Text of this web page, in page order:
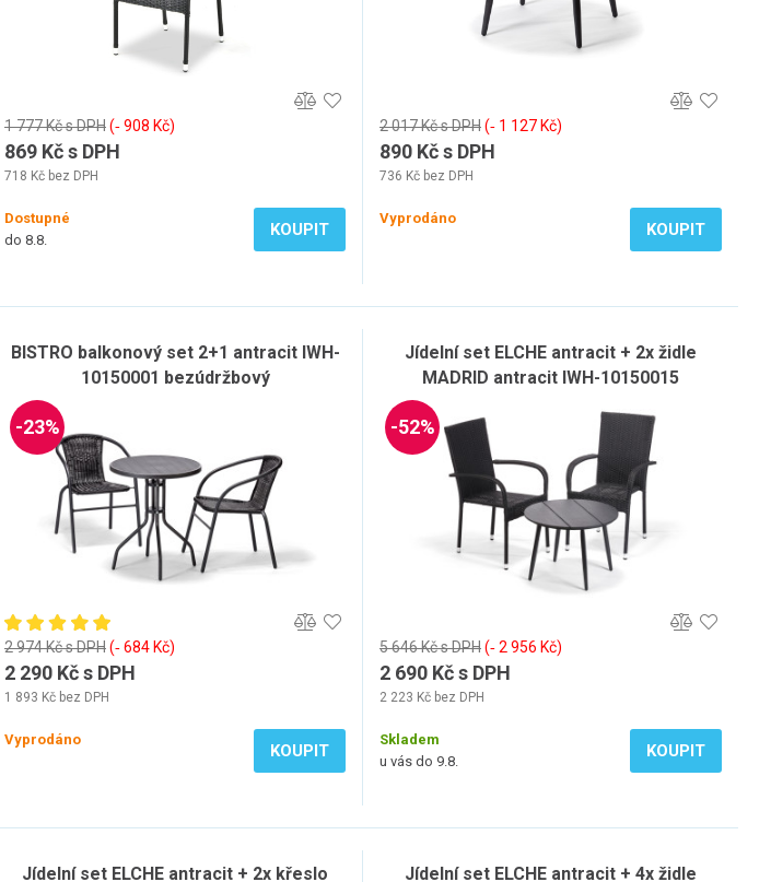
1 777 Kč s DPH(‐ 908 Kč)
869 Kč s DPH
718 Kč bez DPH
Dostupné
do 8.8.
KOUPIT
2 017 Kč s DPH(‐ 1 127 Kč)
890 Kč s DPH
736 Kč bez DPH
Vyprodáno
KOUPIT
BISTRO balkonový set 2+1 antracit IWH-
10150001 bezúdržbový
-23%
2 974 Kč s DPH(‐ 684 Kč)
2 290 Kč s DPH
1 893 Kč bez DPH
Vyprodáno
KOUPIT
Jídelní set ELCHE antracit + 2x židle
MADRID antracit IWH-10150015
-52%
5 646 Kč s DPH(‐ 2 956 Kč)
2 690 Kč s DPH
2 223 Kč bez DPH
Skladem
u vás do 9.8.
KOUPIT
Jídelní set ELCHE antracit + 2x křeslo
Jídelní set ELCHE antracit + 4x židle